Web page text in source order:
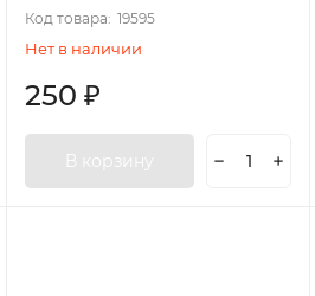
Код товара: 19595
Нет в наличии
250 ₽
В корзину